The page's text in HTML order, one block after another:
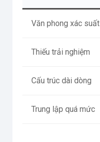
Văn phong xác suất
Thiếu trải nghiệm
Cấu trúc dài dòng
Trung lập quá mức